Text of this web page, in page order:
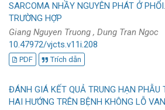
SARCOMA NHẦY NGUYÊN PHÁT Ở
TRƯỜNG HỢP
Giang Nguyen Truong , Dung Tran Ngoc
10.47972/vjcts.v11i.208
PDF Trích dẫn
ĐÁNH GIÁ KẾT QUẢ TRUNG HẠN PHẪU
HAI HƯỚNG TRÊN BỆNH KHÔNG LỖ